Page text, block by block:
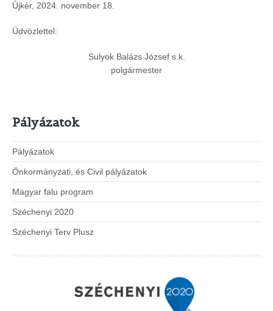
Újkér, 2024. november 18.
Üdvözlettel:
Sulyok Balázs József s.k.
polgármester
Pályázatok
Pályázatok
Önkormányzati, és Civil pályázatok
Magyar falu program
Széchenyi 2020
Széchenyi Terv Plusz